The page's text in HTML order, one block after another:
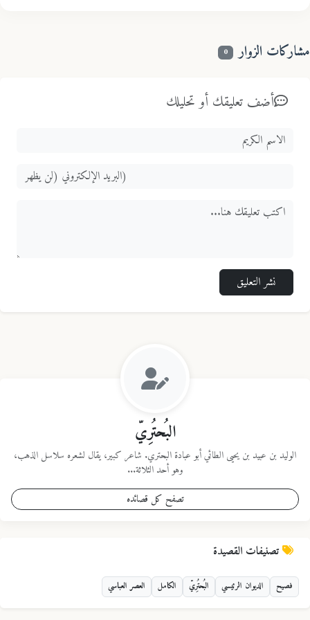
الزوار 0
أضف تعليقك أو تحليلك
نشر التعليق
البُحتُرِيّ
الوليد بن عبيد بن يحيى الطائي أبو عبادة البحتري. شاعر كبير، يقال لشعره سلاسل الذهب،
وهو أحد الثلاثة...
تصفح كل قصائده
تصنيفات القصيدة
فصيح الديوان الرئيسي البُحتُرِيّ الكامل العصر العباسي